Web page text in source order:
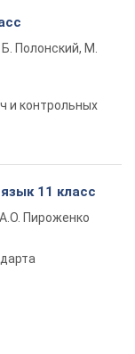
Полонский, М.
и контрольных
11 класс
Пироженко